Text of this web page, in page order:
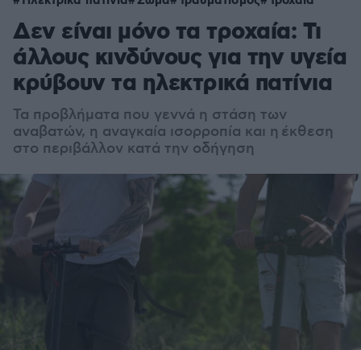
Δεν είναι μόνο τα τροχαία: Τι
άλλους κινδύνους για την υγεία
κρύβουν τα ηλεκτρικά πατίνια
Τα προβλήματα που γεννά η στάση των
αναβατών, η αναγκαία ισορροπία και η έκθεση
στο περιβάλλον κατά την οδήγηση